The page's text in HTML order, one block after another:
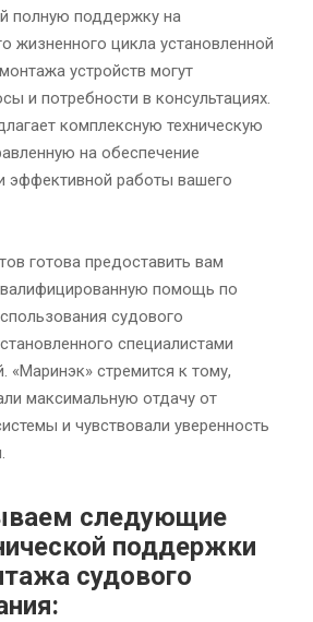
полную поддержку на
жизненного цикла установленной
устройств могут
и потребности в консультациях.
комплексную техническую
на обеспечение
эффективной работы вашего
готова предоставить вам
помощь по
судового
специалистами
«Маринэк» стремится к тому,
максимальную отдачу от
и чувствовали уверенность
следующие
поддержки
судового